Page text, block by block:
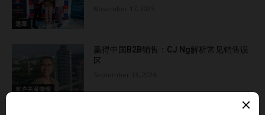
逐章
客户关系管理
赢得中国B2B销售：CJ Ng解析常见销售误
区